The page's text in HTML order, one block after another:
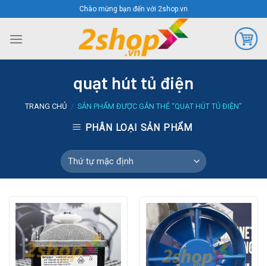
to
content
Chào mừng bạn đến với 2shop.vn
quạt hút tủ điện
TRANG CHỦ / SẢN PHẨM ĐƯỢC GẮN THẺ “QUẠT HÚT TỦ ĐIỆN”
PHÂN LOẠI SẢN PHẨM